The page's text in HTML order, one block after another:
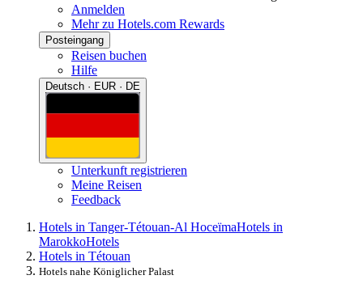
Anmelden
Mehr zu Hotels.com Rewards
Posteingang
Reisen buchen
Hilfe
Deutsch · EUR · DE
Unterkunft registrieren
Meine Reisen
Feedback
Hotels in Tanger-Tétouan-Al HoceïmaHotels in
MarokkoHotels
Hotels in Tétouan
Hotels nahe Königlicher Palast